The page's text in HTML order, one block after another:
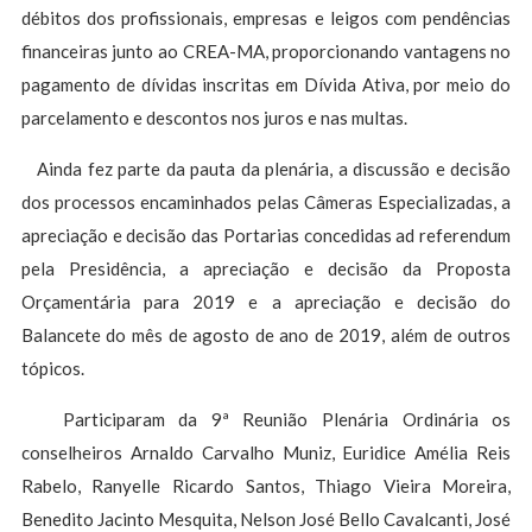
débitos dos profissionais, empresas e leigos com pendências
financeiras junto ao CREA-MA, proporcionando vantagens no
pagamento de dívidas inscritas em Dívida Ativa, por meio do
parcelamento e descontos nos juros e nas multas.
Ainda fez parte da pauta da plenária, a discussão e decisão
dos processos encaminhados pelas Câmeras Especializadas, a
apreciação e decisão das Portarias concedidas ad referendum
pela Presidência, a apreciação e decisão da Proposta
Orçamentária para 2019 e a apreciação e decisão do
Balancete do mês de agosto de ano de 2019, além de outros
tópicos.
Participaram da 9ª Reunião Plenária Ordinária os
conselheiros Arnaldo Carvalho Muniz, Euridice Amélia Reis
Rabelo, Ranyelle Ricardo Santos, Thiago Vieira Moreira,
Benedito Jacinto Mesquita, Nelson José Bello Cavalcanti, José